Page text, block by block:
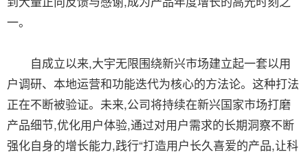
一。
自成立以来,大宇无限围绕新兴市场建立起一套以用
户调研、本地运营和功能迭代为核心的方法论。这种打法
正在不断被验证。未来,公司将持续在新兴国家市场打磨
产品细节,优化用户体验,通过对用户需求的长期洞察不断
强化自身的增长能力,践行“打造用户长久喜爱的产品,让科